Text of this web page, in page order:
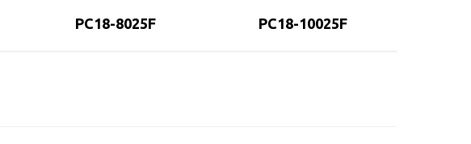
PC18-8025F PC18-10025F